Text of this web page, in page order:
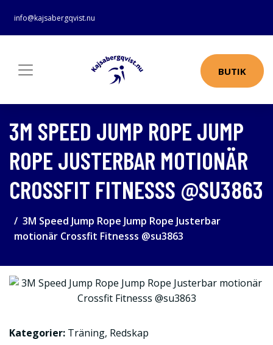
info@kajsabergqvist.nu
BUTIK
3M SPEED JUMP ROPE JUMP
ROPE JUSTERBAR MOTIONÄR
CROSSFIT FITNESSS @SU3863
3M Speed Jump Rope Jump Rope Justerbar
motionär Crossfit Fitnesss @su3863
Kategorier: Träning, Redskap